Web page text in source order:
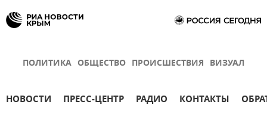
ПОЛИТИКА ОБЩЕСТВО ПРОИСШЕСТВИЯ ВИЗУАЛ
НОВОСТИ ПРЕСС-ЦЕНТР РАДИО КОНТАКТЫ